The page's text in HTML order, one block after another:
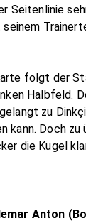
Seitenlinie
folgt der
Halbfeld.
zu
kann. Doch zu
die Kugel
Anton